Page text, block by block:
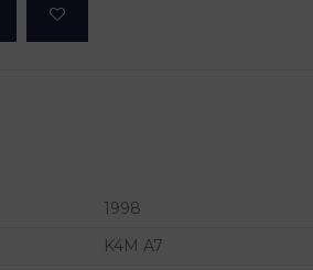
1998
K4M A7